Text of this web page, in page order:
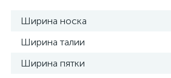
Ширина носка
Ширина талии
Ширина пятки